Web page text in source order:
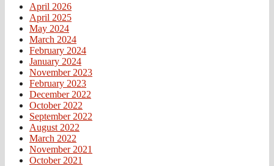
April 2026
April 2025
May 2024
March 2024
February 2024
January 2024
November 2023
February 2023
December 2022
October 2022
September 2022
August 2022
March 2022
November 2021
October 2021